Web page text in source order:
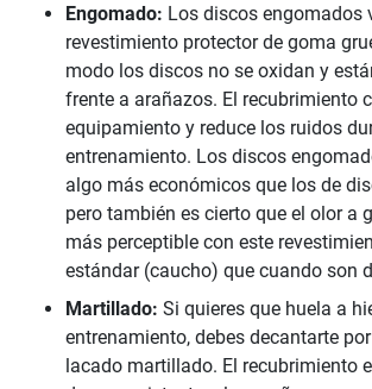
Engomado: Los discos engomados
revestimiento protector de goma
modo los discos no se oxidan y
frente a arañazos. El recubrimiento
equipamiento y reduce los ruidos
entrenamiento. Los discos
algo más económicos que los de
pero también es cierto que el olor a
más perceptible con este
estándar (caucho) que cuando son
Martillado: Si quieres que huela a
entrenamiento, debes decantarte
lacado martillado. El recubrimiento